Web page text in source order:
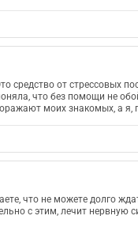
от стрессовых
что без помощи не
моих знакомых, а
что не можете долго
с этим, лечит нервную